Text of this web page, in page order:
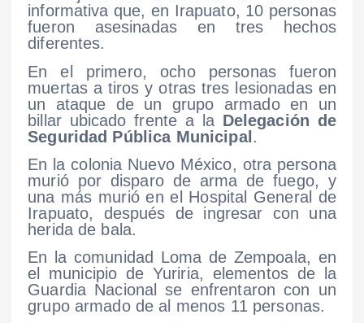
informativa que, en Irapuato, 10 personas
fueron asesinadas en tres hechos
diferentes.
En el primero, ocho personas fueron
muertas a tiros y otras tres lesionadas en
un ataque de un grupo armado en un
billar ubicado frente a la Delegación de
Seguridad Pública Municipal.
En la colonia Nuevo México, otra persona
murió por disparo de arma de fuego, y
una más murió en el Hospital General de
Irapuato, después de ingresar con una
herida de bala.
En la comunidad Loma de Zempoala, en
el municipio de Yuriria, elementos de la
Guardia Nacional se enfrentaron con un
grupo armado de al menos 11 personas.